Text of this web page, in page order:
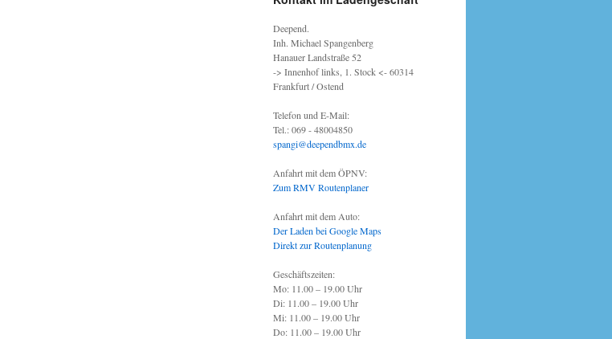
Deepend.
Inh. Michael Spangenberg
Hanauer Landstraße 52
-> Innenhof links, 1. Stock <- 60314
Frankfurt / Ostend
Telefon und E-Mail:
Tel.: 069 - 48004850
spangi@deependbmx.de
Anfahrt mit dem ÖPNV:
Zum RMV Routenplaner
Anfahrt mit dem Auto:
Der Laden bei Google Maps
Direkt zur Routenplanung
Geschäftszeiten:
Mo: 11.00 – 19.00 Uhr
Di: 11.00 – 19.00 Uhr
Mi: 11.00 – 19.00 Uhr
Do: 11.00 – 19.00 Uhr